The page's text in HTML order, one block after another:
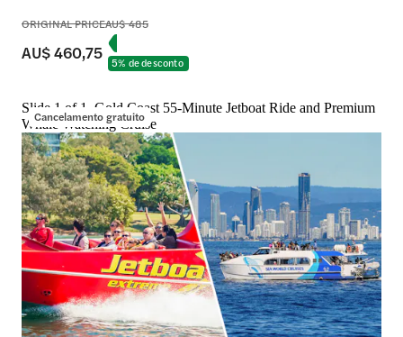
ORIGINAL PRICEAU$ 485
AU$ 460,75 5% de desconto
Cancelamento gratuito
Slide 1 of 1, Gold Coast 55-Minute Jetboat Ride and Premium
Whale Watching Cruise